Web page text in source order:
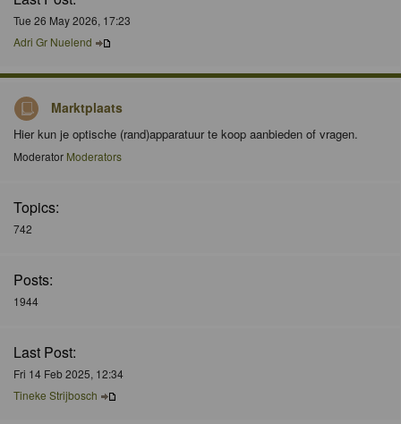
Tue 26 May 2026, 17:23
Adri Gr Nuelend
Marktplaats
Hier kun je optische (rand)apparatuur te koop aanbieden of vragen.
Moderator Moderators
Topics:
742
Posts:
1944
Last Post:
Fri 14 Feb 2025, 12:34
Tineke Strijbosch